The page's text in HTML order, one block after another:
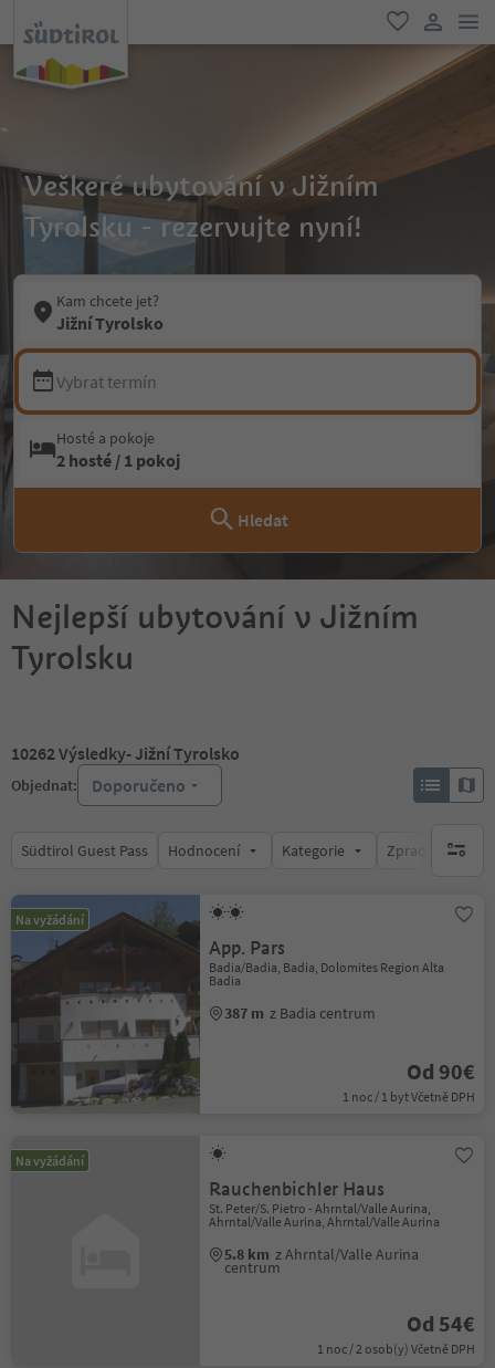
oblíbené
Veškeré ubytování v Jižním
Tyrolsku - rezervujte nyní!
Kam chcete jet?
Jižní Tyrolsko
Vybrat termín
Hosté a pokoje
2 hosté / 1 pokoj
Hledat
Nejlepší ubytování v Jižním
Tyrolsku
10262Výsledky- Jižní Tyrolsko
Objednat: Doporučeno
Südtirol Guest Pass Hodnocení Kategorie Zpracovávábrak
Na vyžádání
App. Pars
Badia/Badia, Badia, Dolomites Region Alta
Badia
387 m z Badia centrum
Od 90€
1 noc / 1 byt Včetně DPH
Na vyžádání
Rauchenbichler Haus
St. Peter/S. Pietro - Ahrntal/Valle Aurina,
Ahrntal/Valle Aurina, Ahrntal/Valle Aurina
5.8 km z Ahrntal/Valle Aurina
centrum
Od 54€
1 noc / 2 osob(y) Včetně DPH